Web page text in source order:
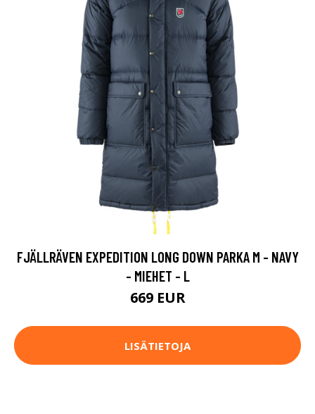
FJÄLLRÄVEN EXPEDITION LONG DOWN PARKA M - NAVY
- MIEHET - L
669 EUR
LISÄTIETOJA